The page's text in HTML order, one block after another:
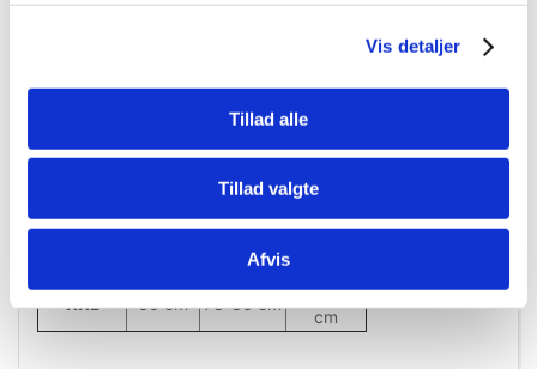
Vis detaljer
Tillad alle
Tillad valgte
Afvis
M
40 cm 52-58 cm
42-48
cm
64-70 cm
46-52
72-78 cm
XXL
60 cm 78-86 cm
54-60
cm